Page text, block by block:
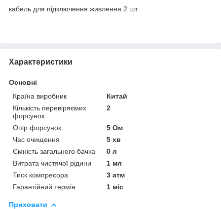
кабель для підключення живлення 2 шт
Характеристики
Основні
Країна виробник
Китай
Кількість перевіряємих
форсунок
2
Опір форсунок
5 Ом
Час очищення
5 хв
Ємність загального бачка
0 л
Витрата чистячої рідини
1 мл
Тиск компресора
3 атм
Гарантійний термін
1 міс
Приховати